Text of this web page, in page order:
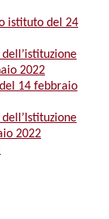
istituto del 24
2022
14 febbraio
2022